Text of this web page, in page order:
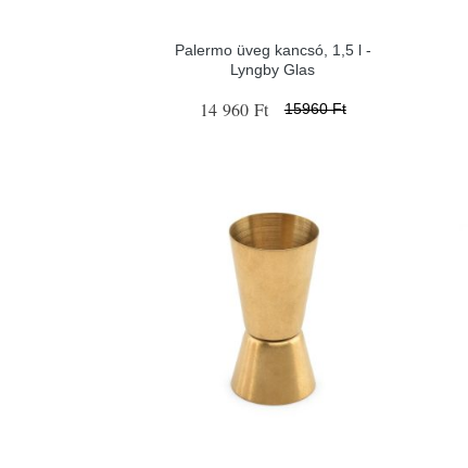
Palermo üveg kancsó, 1,5 l -
Lyngby Glas
14 960 Ft 15960 Ft